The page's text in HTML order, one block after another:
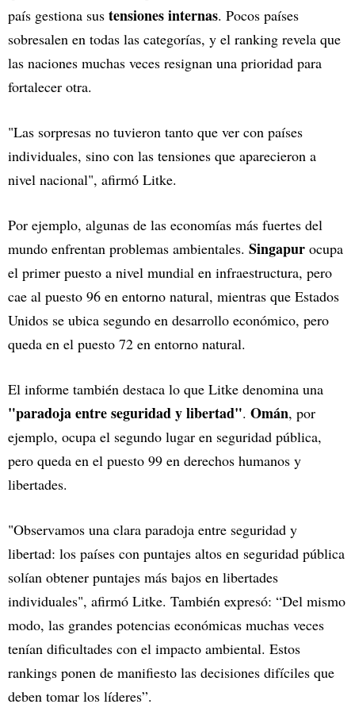
país gestiona sus tensiones internas. Pocos países
sobresalen en todas las categorías, y el ranking revela que
las naciones muchas veces resignan una prioridad para
fortalecer otra.
"Las sorpresas no tuvieron tanto que ver con países
individuales, sino con las tensiones que aparecieron a
nivel nacional", afirmó Litke.
Por ejemplo, algunas de las economías más fuertes del
mundo enfrentan problemas ambientales. Singapur ocupa
el primer puesto a nivel mundial en infraestructura, pero
cae al puesto 96 en entorno natural, mientras que Estados
Unidos se ubica segundo en desarrollo económico, pero
queda en el puesto 72 en entorno natural.
El informe también destaca lo que Litke denomina una
"paradoja entre seguridad y libertad". Omán, por
ejemplo, ocupa el segundo lugar en seguridad pública,
pero queda en el puesto 99 en derechos humanos y
libertades.
"Observamos una clara paradoja entre seguridad y
libertad: los países con puntajes altos en seguridad pública
solían obtener puntajes más bajos en libertades
individuales", afirmó Litke. También expresó: “Del mismo
modo, las grandes potencias económicas muchas veces
tenían dificultades con el impacto ambiental. Estos
rankings ponen de manifiesto las decisiones difíciles que
deben tomar los líderes”.